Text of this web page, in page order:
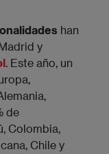
han
y
. Este año, un
de
Colombia,
Chile y